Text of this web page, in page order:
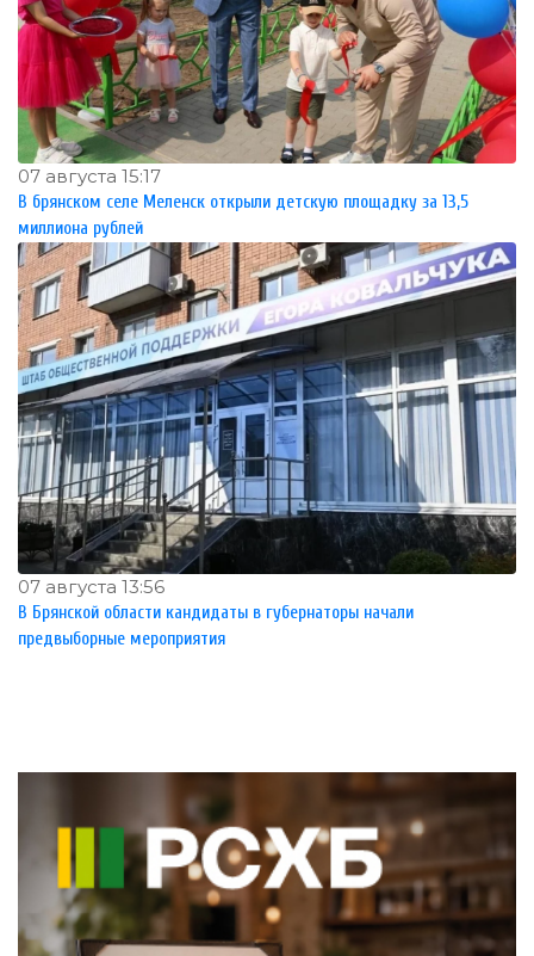
07 августа 15:17
В брянском селе Меленск открыли детскую площадку за 13,5
миллиона рублей
07 августа 13:56
В Брянской области кандидаты в губернаторы начали
предвыборные мероприятия